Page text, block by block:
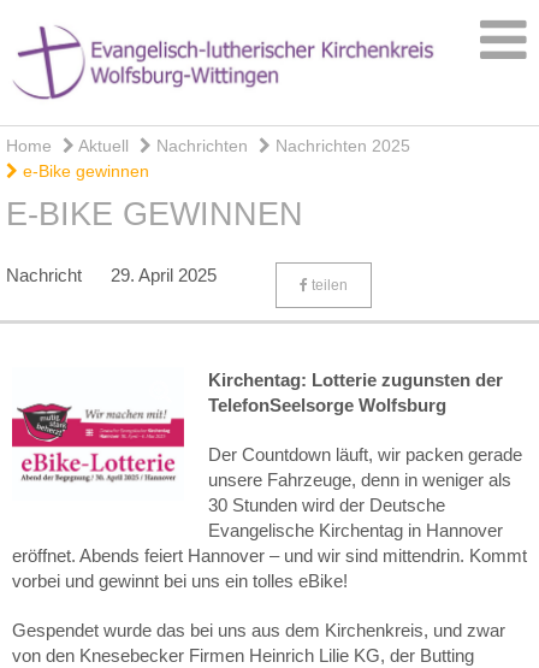
Home Aktuell Nachrichten
Nachrichten 2025
e-Bike gewinnen
E-BIKE GEWINNEN
Nachricht 29. April 2025 teilen
Kirchentag: Lotterie zugunsten der
TelefonSeelsorge Wolfsburg
Der Countdown läuft, wir packen gerade
unsere Fahrzeuge, denn in weniger als
30 Stunden wird der Deutsche
Evangelische Kirchentag in Hannover
eröffnet. Abends feiert Hannover – und wir sind mittendrin. Kommt
vorbei und gewinnt bei uns ein tolles eBike!
Gespendet wurde das bei uns aus dem Kirchenkreis, und zwar
von den Knesebecker Firmen Heinrich Lilie KG, der Butting